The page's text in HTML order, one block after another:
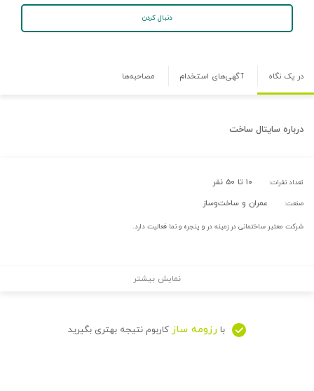
دنبال کردن
در یک نگاه آگهی‌های استخدام مصاحبه‌ها
درباره سایتال ساخت
تعداد نفرات: ۱۰ تا ۵۰ نفر
صنعت: عمران و ساخت‌وساز
شرکت معتبر ساختمانی در زمینه در و پنجره و نما فعالیت دارد.
نمایش بیشتر
با رزومه ساز کاربوم نتیجه بهتری بگیرید